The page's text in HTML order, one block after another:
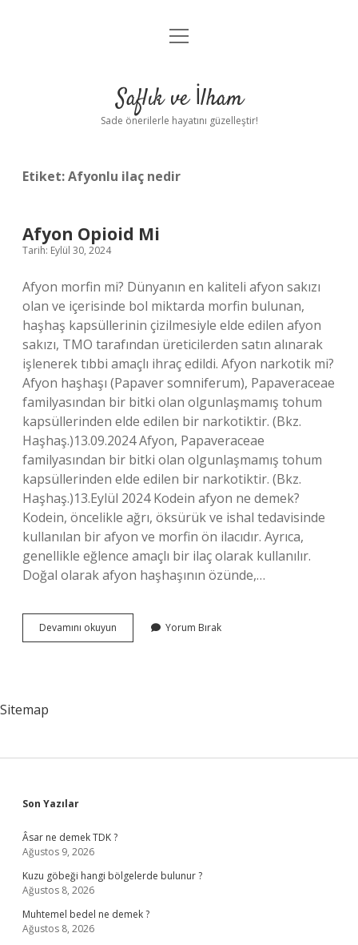
Anasayfa
Yasal Uyarı
menüyü
Saflık ve İlham
Sade önerilerle hayatını güzelleştir!
Etiket:Afyonlu ilaç nedir
Afyon Opioid Mi
Tarih: Eylül 30, 2024
Afyon morfin mi? Dünyanın en kaliteli afyon sakızı
olan ve içerisinde bol miktarda morfin bulunan,
haşhaş kapsüllerinin çizilmesiyle elde edilen afyon
sakızı, TMO tarafından üreticilerden satın alınarak
işlenerek tıbbi amaçlı ihraç edildi. Afyon narkotik mi?
Afyon haşhaşı (Papaver somniferum), Papaveraceae
familyasından bir bitki olan olgunlaşmamış tohum
kapsüllerinden elde edilen bir narkotiktir. (Bkz.
Haşhaş.)13.09.2024 Afyon, Papaveraceae
familyasından bir bitki olan olgunlaşmamış tohum
kapsüllerinden elde edilen bir narkotiktir. (Bkz.
Haşhaş.)13.Eylül 2024 Kodein afyon ne demek?
Kodein, öncelikle ağrı, öksürük ve ishal tedavisinde
kullanılan bir afyon ve morfin ön ilacıdır. Ayrıca,
genellikle eğlence amaçlı bir ilaç olarak kullanılır.
Doğal olarak afyon haşhaşının özünde,…
Devamını okuyun
Opioid
Yorum Bırak
Sitemap
Sidebar
Son Yazılar
Âsar ne demek TDK ?
Ağustos 9, 2026
Kuzu göbeği hangi bölgelerde bulunur ?
Ağustos 8, 2026
Muhtemel bedel ne demek ?
Ağustos 8, 2026